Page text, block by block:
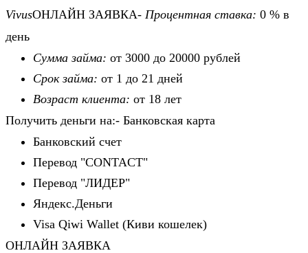
VivusОНЛАЙН ЗАЯВКА- Процентная ставка: 0 % в
день
Сумма займа: от 3000 до 20000 рублей
Срок займа: от 1 до 21 дней
Возраст клиента: от 18 лет
Получить деньги на:- Банковская карта
Банковский счет
Перевод "CONTACT"
Перевод "ЛИДЕР"
Яндекс.Деньги
Visa Qiwi Wallet (Киви кошелек)
ОНЛАЙН ЗАЯВКА